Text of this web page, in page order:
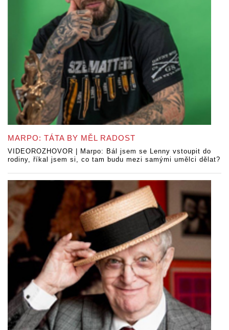
MARPO: TÁTA BY MĚL RADOST
VIDEOROZHOVOR | Marpo: Bál jsem se Lenny vstoupit do
rodiny, říkal jsem si, co tam budu mezi samými umělci dělat?